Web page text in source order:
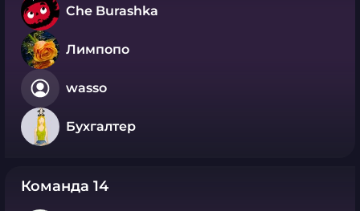
Che Burashka
Лимпопо
wasso
Бухгалтер
Команда 14